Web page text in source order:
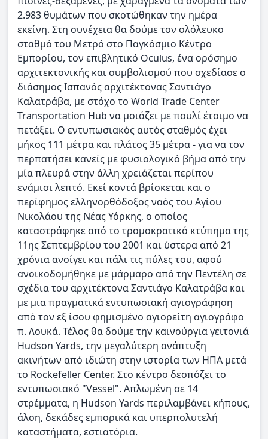
2.983 θυμάτων που σκοτώθηκαν την ημέρα
εκείνη. Στη συνέχεια θα δούμε τον ολόλευκο
σταθμό του Μετρό στο Παγκόσμιο Κέντρο
Εμπορίου, τον επιβλητικό Oculus, ένα ορόσημο
αρχιτεκτονικής και συμβολισμού που σχεδίασε ο
διάσημος Ισπανός αρχιτέκτονας Σαντιάγο
Καλατράβα, με στόχο το World Trade Center
Transportation Hub να μοιάζει με πουλί έτοιμο να
πετάξει. Ο εντυπωσιακός αυτός σταθμός έχει
μήκος 111 μέτρα και πλάτος 35 μέτρα - για να τον
περπατήσει κανείς με φυσιολογικό βήμα από την
μία πλευρά στην άλλη χρειάζεται περίπου
ενάμισι λεπτό. Εκεί κοντά βρίσκεται και ο
περίφημος ελληνορθόδοξος ναός του Αγίου
Νικολάου της Νέας Υόρκης, ο οποίος
καταστράφηκε από το τρομοκρατικό κτύπημα της
11ης Σεπτεμβρίου του 2001 και ύστερα από 21
χρόνια ανοίγει και πάλι τις πύλες του, αφού
ανοικοδομήθηκε με μάρμαρο από την Πεντέλη σε
σχέδια του αρχιτέκτονα Σαντιάγο Καλατράβα και
με μια πραγματικά εντυπωσιακή αγιογράφηση
από τον εξ ίσου φημισμένο αγιορείτη αγιογράφο
π. Λουκά. Τέλος θα δούμε την καινούργια γειτονιά
Hudson Yards, την μεγαλύτερη ανάπτυξη
ακινήτων από ιδιώτη στην ιστορία των ΗΠΑ μετά
το Rockefeller Center. Στο κέντρο δεσπόζει το
εντυπωσιακό "Vessel". Απλωμένη σε 14
στρέμματα, η Hudson Yards περιλαμβάνει κήπους,
άλση, δεκάδες εμπορικά και υπερπολυτελή
καταστήματα, εστιατόρια.